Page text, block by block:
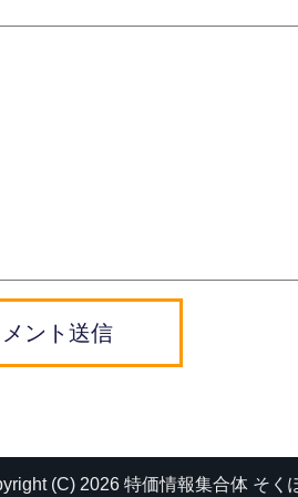
ント送信
(C) 2026 特価情報集合体 そく